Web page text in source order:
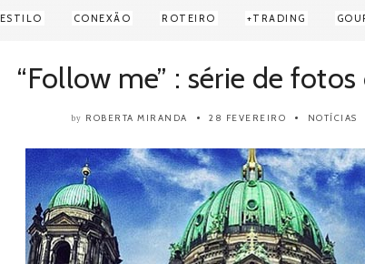
ESTILO CONEXÃO ROTEIRO TRADING
“Follow me” : série de
by ROBERTA MIRANDA 28 FEVEREIRO NOTÍCIAS